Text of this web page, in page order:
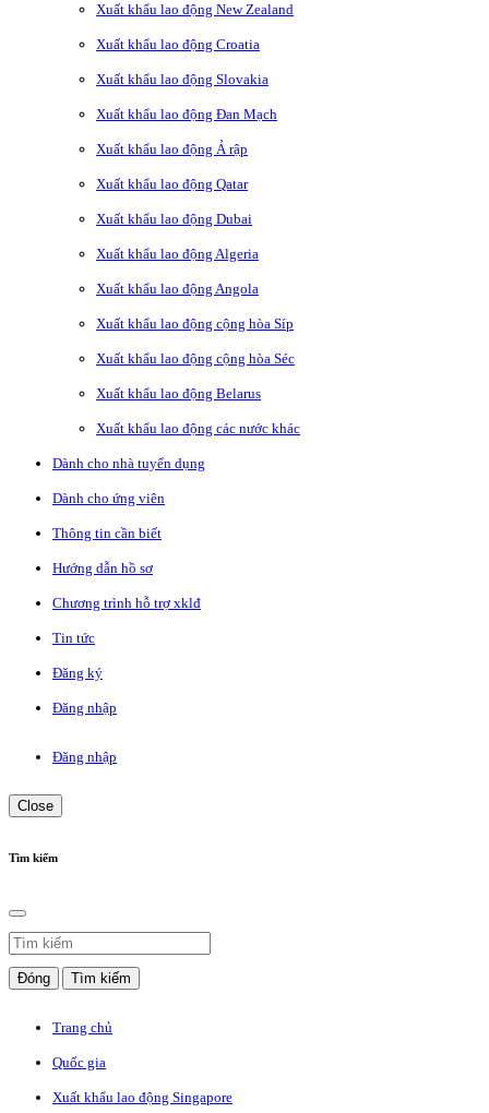
Xuất khẩu lao động New Zealand
Xuất khẩu lao động Croatia
Xuất khẩu lao động Slovakia
Xuất khẩu lao động Đan Mạch
Xuất khẩu lao động Ả rập
Xuất khẩu lao động Qatar
Xuất khẩu lao động Dubai
Xuất khẩu lao động Algeria
Xuất khẩu lao động Angola
Xuất khẩu lao động cộng hòa Síp
Xuất khẩu lao động cộng hòa Séc
Xuất khẩu lao động Belarus
Xuất khẩu lao động các nước khác
Dành cho nhà tuyển dụng
Dành cho ứng viên
Thông tin cần biết
Hướng dẫn hồ sơ
Chương trình hỗ trợ xklđ
Tin tức
Đăng ký
Đăng nhập
Đăng nhập
Close
Tìm kiếm
Đóng Tìm kiếm
Trang chủ
Quốc gia
Xuất khẩu lao động Singapore